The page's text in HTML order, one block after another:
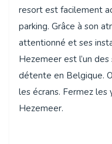
resort est facilement
parking. Grâce à son
attentionné et ses
Hezemeer est l’un
détente en Belgique.
les écrans. Fermez les
Hezemeer.